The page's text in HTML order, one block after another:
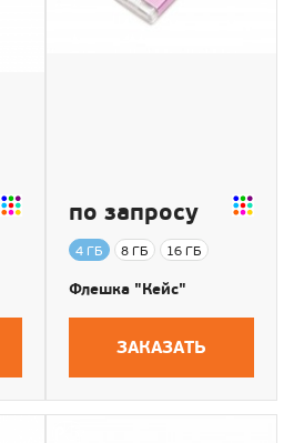
по запросу
4 ГБ 8 ГБ 16 ГБ
Флешка "Кейс"
ЗАКАЗАТЬ